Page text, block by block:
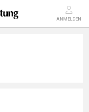
ANMELDEN